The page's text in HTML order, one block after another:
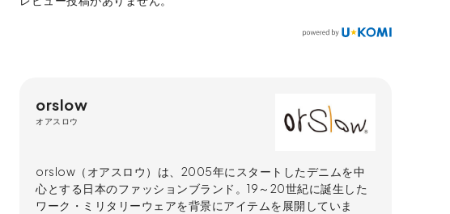
orslow
オアスロウ
orslow（オアスロウ）は、2005年にスタートしたデニムを中
心とする日本のファッションブランド。19～20世紀に誕生した
ワーク・ミリタリーウェアを背景にアイテムを展開していま